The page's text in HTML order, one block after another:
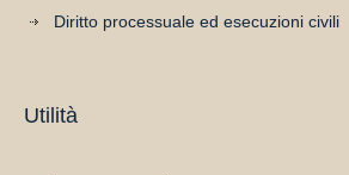
Diritto processuale ed esecuzioni civili
Utilità